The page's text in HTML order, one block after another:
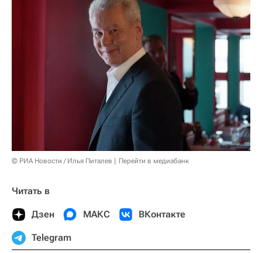
© РИА Новости / Илья Питалев Перейти в медиабанк
Читать в
Дзен МАКС ВКонтакте
Telegram